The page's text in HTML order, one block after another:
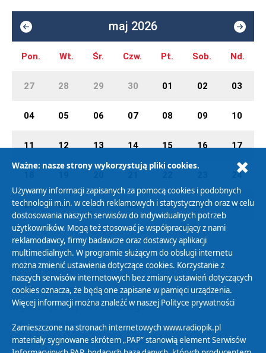
maj 2026
Pon. Wt. Śr. Czw. Pt. Sob. Nd.
27 28 29 30 01 02 03
04 05 06 07 08 09 10
11 12 13 14 15 16 17
24
25 26 27 28 29 30 31
Polityka Prywatności
Zasady korzystania z Serwisu
Organizacje Pożytku Publicznego
Cyfryzacja DAB+
Polityka ochrony danych osobowych
Ważne: nasze strony wykorzystują pliki cookies.
Używamy informacji zapisanych za pomocą cookies i podobnych
technologii m.in. w celach reklamowych i statystycznych oraz w celu
dostosowania naszych serwisów do indywidualnych potrzeb
użytkowników. Mogą też stosować je współpracujący z nami
reklamodawcy, firmy badawcze oraz dostawcy aplikacji
multimedialnych. W programie służącym do obsługi internetu
można zmienić ustawienia dotyczące cookies. Korzystanie z
naszych serwisów internetowych bez zmiany ustawień dotyczących
cookies oznacza, że będą one zapisane w pamięci urządzenia.
Więcej informacji można znaleźć w naszej Polityce prywatności
Zamieszczone na stronach internetowych www.radiopik.pl
materiały sygnowane skrótem „PAP” stanowią element Serwisów